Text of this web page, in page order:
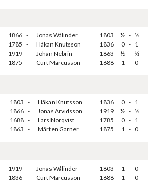
1866 - Jonas Wålinder 1803 ½ - ½
1785 - Håkan Knutsson 1836 0 - 1
1919 - Johan Nebrin 1863 ½ - ½
1875 - Curt Marcusson 1688 1 - 0
1803 - Håkan Knutsson 1836 0 - 1
1866 - Jonas Arvidsson 1919 ½ - ½
1688 - Lars Norqvist 1785 0 - 1
1863 - Mårten Garner 1875 1 - 0
1919 - Jonas Wålinder 1803 1 - 0
1836 - Curt Marcusson 1688 1 - 0